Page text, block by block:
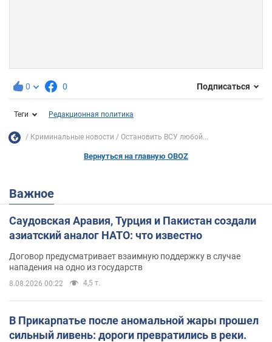
0 0 Подписаться
Теги Редакционная политика
Криминальные новости Остановить ВСУ любой...
Вернуться на главную OBOZ
Важное
Саудовская Аравия, Турция и Пакистан создали
азиатский аналог НАТО: что известно
Договор предусматривает взаимную поддержку в случае
нападения на одно из государств
8.08.2026 00:22 4,5 т.
В Прикарпатье после аномальной жары прошел
сильный ливень: дороги превратились в реки.